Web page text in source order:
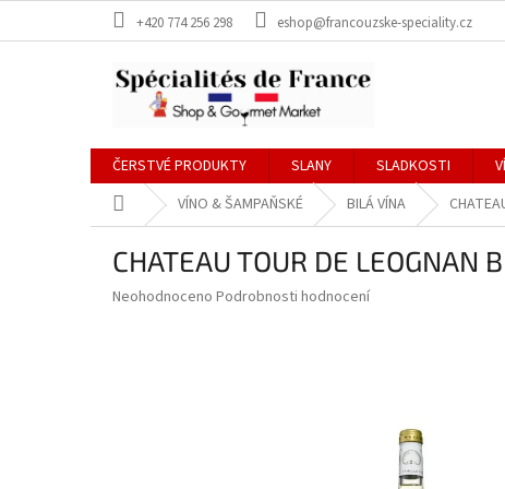
+420 774 256 298 eshop@francouzske-speciality.cz
ČERSTVÉ PRODUKTY SLANY SLADKOSTI
Domů VÍNO & ŠAMPAŇSKÉ BILÁ VÍNA
CHATEAU TOUR DE LEOGNAN
Průměrné
Neohodnoceno Podrobnosti hodnocení